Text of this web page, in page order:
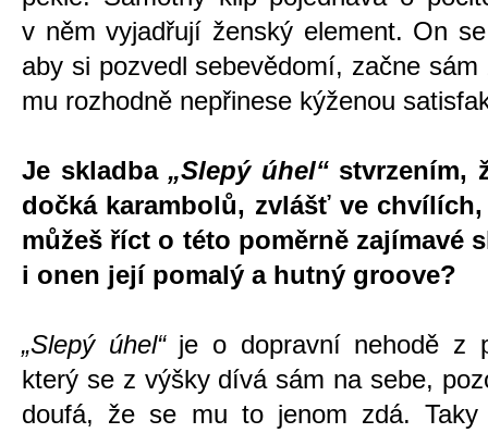
v něm vyjadřují ženský element. On
aby si pozvedl sebevědomí, začne
mu rozhodně nepřinese kýženou
Je skladba „Slepý úhel“stvrzením,
dočká karambolů, zvlášť ve
můžeš říct o této poměrně zajímavé
i onen její pomalý a hutný groove?
„Slepý úhel“je o dopravní nehodě z
který se z výšky dívá sám na sebe,
doufá, že se mu to jenom zdá.